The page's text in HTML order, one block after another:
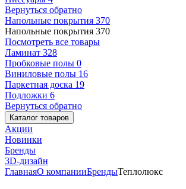
Вернуться обратно
Напольные покрытия 370
Напольные покрытия 370
Посмотреть все товары
Ламинат 328
Пробковые полы 0
Виниловые полы 16
Паркетная доска 19
Подложки 6
Вернуться обратно
Каталог товаров
Акции
Новинки
Бренды
3D-дизайн
ГлавнаяО компанииБрендыТеплолюкс